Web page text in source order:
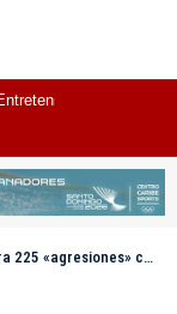
la prensa en 10 meses